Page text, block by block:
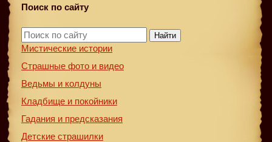
Поиск по сайту
Найти
Мистические истории
Страшные фото и видео
Ведьмы и колдуны
Кладбище и покойники
Гадания и предсказания
Детские страшилки